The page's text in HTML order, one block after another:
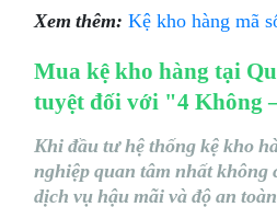
Xem thêm: Kệ kho hàng mã
Mua kệ kho hàng tại
tuyệt đối với "4 Không
Khi đầu tư hệ thống kệ kho
nghiệp quan tâm nhất không
dịch vụ hậu mãi và độ an